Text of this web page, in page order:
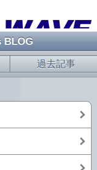
BLOG
過去記事